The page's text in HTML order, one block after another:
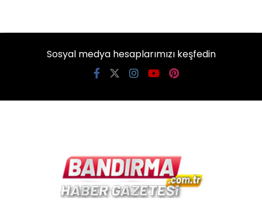
Sosyal medya hesaplarımızı keşfedin